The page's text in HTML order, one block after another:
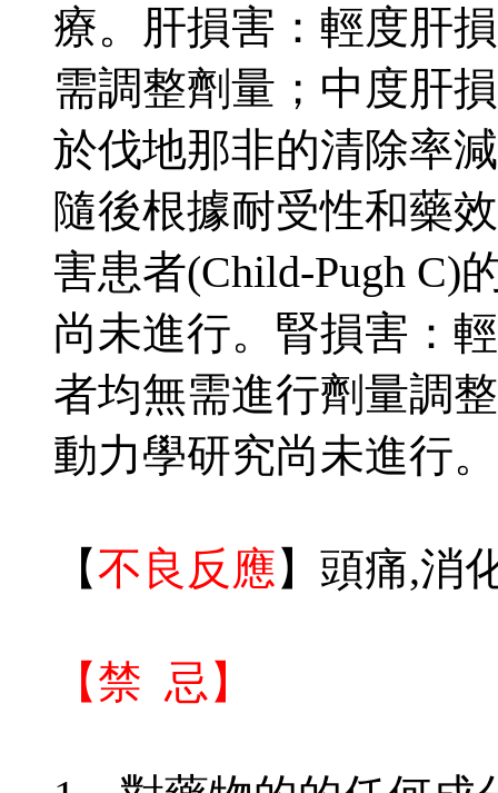
療。肝損害：輕度肝
需調整劑量；中度肝
於伐地那非的清除率
隨後根據耐受性和藥
害患者(Child-Pugh C)
尚未進行。腎損害：
者均無需進行劑量調
動力學研究尚未進行。
【不良反應】頭痛,消
【禁 忌】